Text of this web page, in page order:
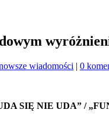
wiadomości | 0
SIĘ NIE UDA” /